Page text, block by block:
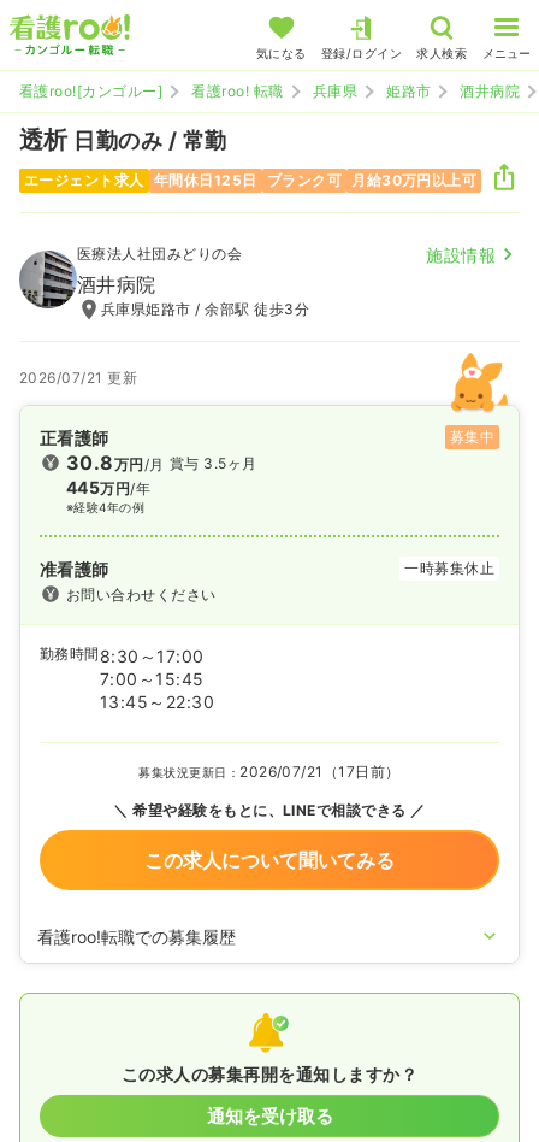
気になる 登録/ログイン 求人検索 メニュー
看護roo![カンゴルー] 看護roo! 転職 兵庫県 姫路市 酒井病院
透析日勤のみ / 常勤
エージェント求人 年間休日125日 ブランク可 月給30万円以上可
医療法人社団みどりの会 施設情報
酒井病院
兵庫県姫路市 / 余部駅 徒歩3分
2026/07/21 更新
正看護師 募集中
30.8万円/月
445万円/年
※経験4年の例
賞与 3.5ヶ月
准看護師
一時募集休止
お問い合わせください
勤務時間 8:30～17:00
7:00～15:45
13:45～22:30
募集状況更新日： 2026/07/21（17日前）
希望や経験をもとに、LINEで相談できる
この求人について聞いてみる
看護roo!転職での募集履歴
2026/01/21正・准看護師の募集を休止
正・准看護師の募集を開始
正看護師の募集を休止
正看護師の募集を開始
2023/12/05正看護師の募集を休止
2023/10/02正看護師の募集を開始
2023/03/14
正・准看護師の募集を休止
2022/03/25
正・准看護師の募集を開始
この求人の募集再開を通知しますか？
通知を受け取る